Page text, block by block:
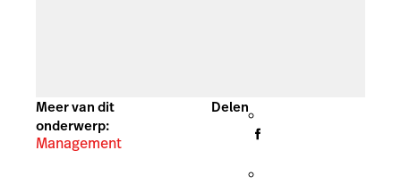
Meer van dit
onderwerp:
Management
Delen